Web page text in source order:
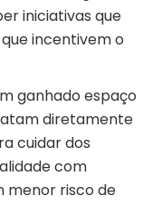
iniciativas que
incentivem o
ganhado espaço
diretamente
cuidar dos
com
menor risco de